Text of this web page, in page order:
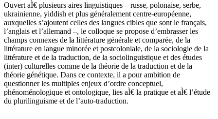
Ouvert aÌ€ plusieurs aires linguistiques – russe, polonaise, serbe,
ukrainienne, yiddish et plus généralement centre-européenne,
auxquelles s’ajoutent celles des langues cibles que sont le français,
l’anglais et l’allemand –, le colloque se propose d’embrasser les
champs connexes de la littérature générale et comparée, de la
littérature en langue minorée et postcoloniale, de la sociologie de la
littérature et de la traduction, de la sociolinguistique et des études
(inter) culturelles comme de la théorie de la traduction et de la
théorie génétique. Dans ce contexte, il a pour ambition de
questionner les multiples enjeux d’ordre conceptuel,
phénoménologique et ontologique, lies aÌ€ la pratique et aÌ€ l’étude
du plurilinguisme et de l’auto-traduction.